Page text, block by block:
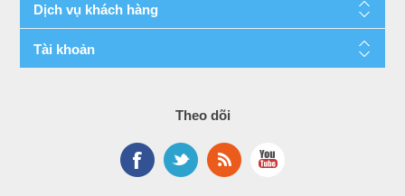
Dịch vụ khách hàng
Tài khoản
Theo dõi